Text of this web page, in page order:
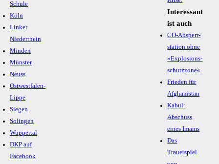
Schule
Köln
Linker
Niederrhein
Minden
Münster
Neuss
Ostwestfalen-
Lippe
Siegen
Solingen
Wuppertal
DKP auf
Facebook
Interessant
ist auch
CO-Absperr­
station ohne
»Explo­sions­
schutz­zone«
Frieden für
Afghanistan
Kabul:
Abschuss
eines Imams
Das
Trauerspiel